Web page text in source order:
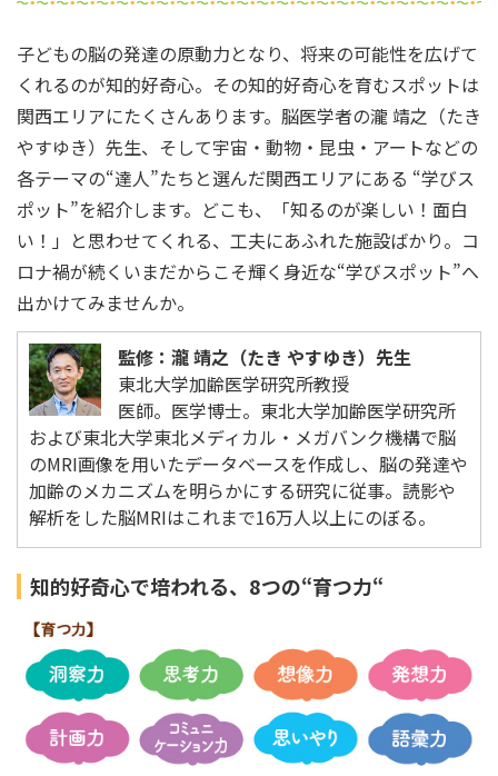
子どもの脳の発達の原動力となり、将来の可能性を広げて
くれるのが知的好奇心。その知的好奇心を育むスポットは
関西エリアにたくさんあります。脳医学者の瀧 靖之（たき
やすゆき）先生、そして宇宙・動物・昆虫・アートなどの
各テーマの“達人”たちと選んだ関西エリアにある “学びス
ポット”を紹介します。どこも、「知るのが楽しい！面白
い！」と思わせてくれる、工夫にあふれた施設ばかり。コ
ロナ禍が続くいまだからこそ輝く身近な“学びスポット”へ
出かけてみませんか。
監修：瀧 靖之（たき やすゆき）先生
東北大学加齢医学研究所教授
医師。医学博士。東北大学加齢医学研究所
および東北大学東北メディカル・メガバンク機構で脳
のMRI画像を用いたデータベースを作成し、脳の発達や
加齢のメカニズムを明らかにする研究に従事。読影や
解析をした脳MRIはこれまで16万人以上にのぼる。
知的好奇心で培われる、8つの“育つ力“